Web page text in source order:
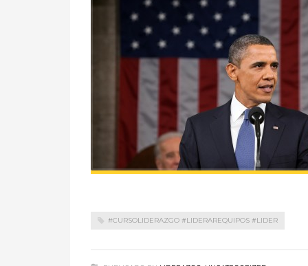
#CURSOLIDERAZGO #LIDERAREQUIPOS #LIDER